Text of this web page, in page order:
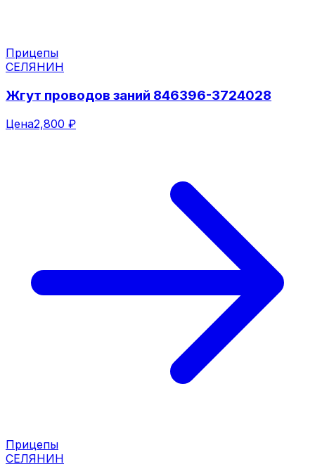
Прицепы
СЕЛЯНИН
Жгут проводов заний 846396-3724028
Цена2,800 ₽
Прицепы
СЕЛЯНИН